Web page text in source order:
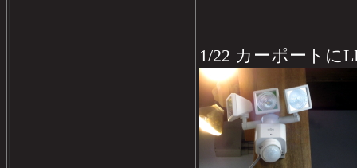
1/22 カーポートに